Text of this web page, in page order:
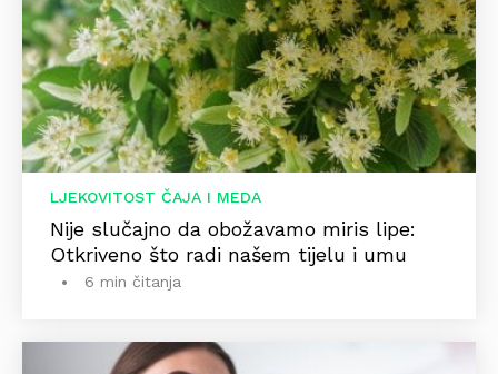
LJEKOVITOST ČAJA I MEDA
Nije slučajno da obožavamo miris lipe:
Otkriveno što radi našem tijelu i umu
6 min čitanja